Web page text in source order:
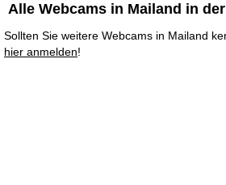
Alle Webcams in Mailand in
Sollten Sie weitere Webcams in Mailand
hier anmelden!